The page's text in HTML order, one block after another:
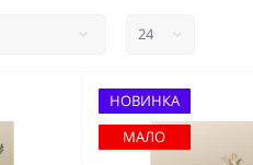
НОВИНКА
МАЛО